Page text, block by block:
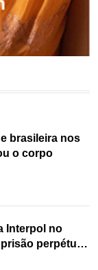
brasileira nos
o corpo
Interpol no
perpétua